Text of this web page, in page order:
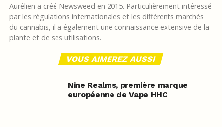
Aurélien a créé Newsweed en 2015. Particulièrement intéressé
par les régulations internationales et les différents marchés
du cannabis, il a également une connaissance extensive de la
plante et de ses utilisations.
VOUS AIMEREZ AUSSI
Nine Realms, première marque
européenne de Vape HHC